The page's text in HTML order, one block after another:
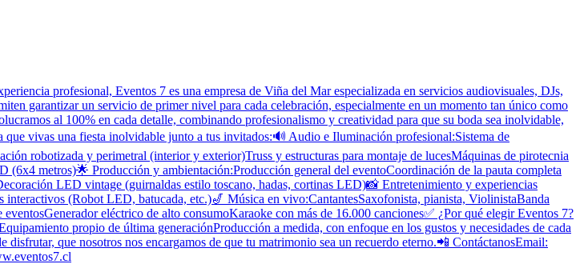
profesional, Eventos 7 es una empresa de Viña del Mar especializada en servicios audiovisuales, DJs,
garantizar un servicio de primer nivel para cada celebración, especialmente en un momento tan único como
al 100% en cada detalle, combinando profesionalismo y creatividad para que su boda sea inolvidable,
vivas una fiesta inolvidable junto a tus invitados:🔊 Audio e Iluminación profesional:Sistema de
robotizada y perimetral (interior y exterior)Truss y estructuras para montaje de lucesMáquinas de pirotecnia
metros)🌟 Producción y ambientación:Producción general del eventoCoordinación de la pauta completa
LED vintage (guirnaldas estilo toscano, hadas, cortinas LED)📸 Entretenimiento y experiencias
(Robot LED, batucada, etc.)🎷 Música en vivo:CantantesSaxofonista, pianista, ViolinistaBanda
eléctrico de alto consumoKaraoke con más de 16.000 canciones✅ ¿Por qué elegir Eventos 7?
propio de última generaciónProducción a medida, con enfoque en los gustos y necesidades de cada
que nosotros nos encargamos de que tu matrimonio sea un recuerdo eterno.📲 ContáctanosEmail: